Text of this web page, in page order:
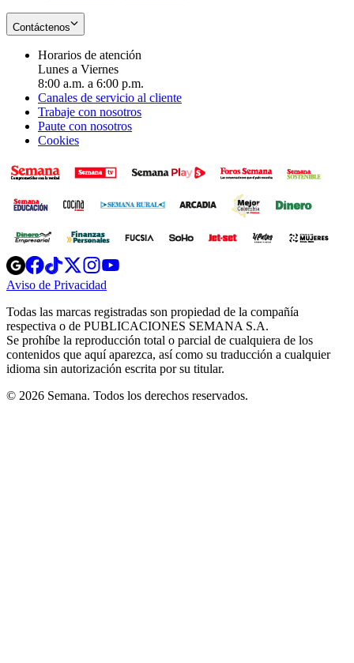
Contáctenos
Horarios de atención
Lunes a Viernes
8:00 a.m. a 6:00 p.m.
Canales de servicio al cliente
Trabaje con nosotros
Paute con nosotros
Cookies
Opens
in
new
Opens
in
new
Opens
in
new
window
Opens
new
windowwindow
Aviso de Privacidad
new
window
Todas las marcas registradas son propiedad de la compañía
respectiva o de PUBLICACIONES SEMANA S.A.
Se prohíbe la reproducción total o parcial de cualquiera de los
contenidos que aquí aparezca, así como su traducción a cualquier
idioma sin autorización escrita por su titular.
© 2026 Semana. Todos los derechos reservados.